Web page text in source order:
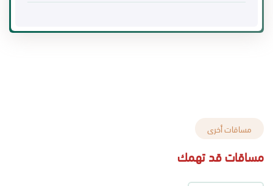
مساقات أخرى
مساقات قد تهمك